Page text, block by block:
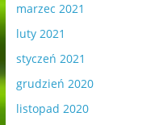
marzec 2021
luty 2021
styczeń 2021
grudzień 2020
listopad 2020